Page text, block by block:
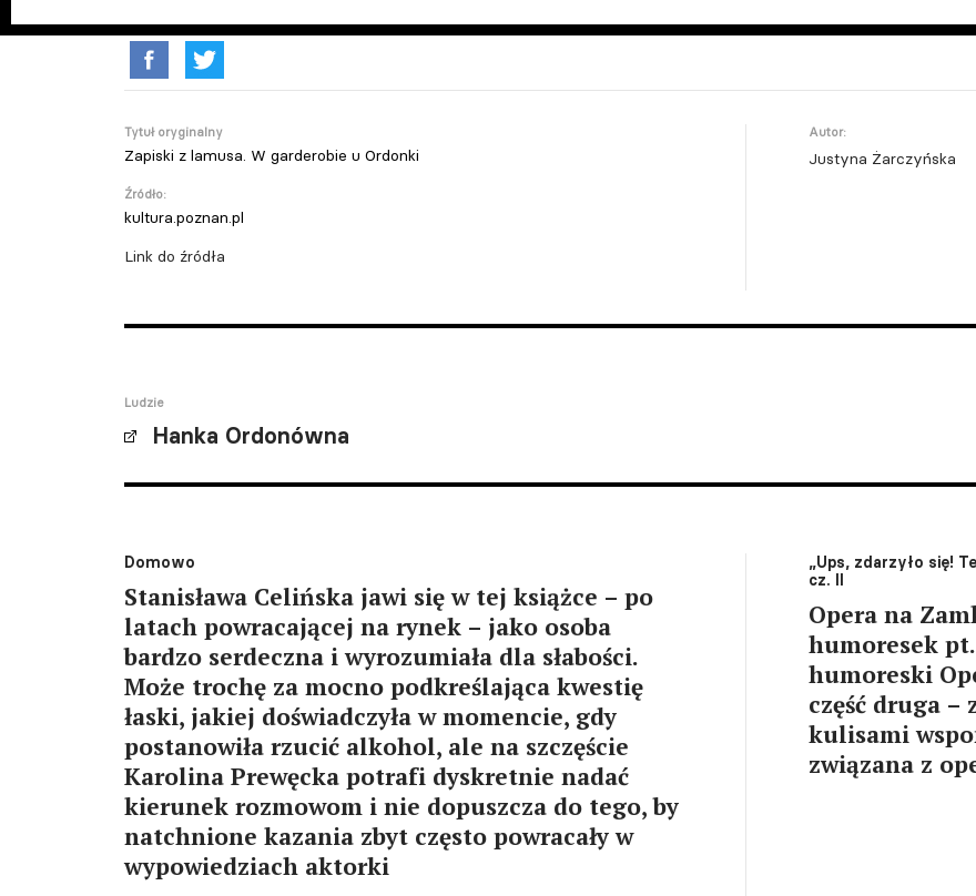
Tytuł oryginalny
Zapiski z lamusa. W garderobie u Ordonki
Źródło:
kultura.poznan.pl
Link do źródła
Autor:
Justyna Żarczyńska
Ludzie
Hanka Ordonówna
Domowo
Stanisława Celińska jawi się w tej książce – po
latach powracającej na rynek – jako osoba
bardzo serdeczna i wyrozumiała dla słabości.
Może trochę za mocno podkreślająca kwestię
łaski, jakiej doświadczyła w momencie, gdy
postanowiła rzucić alkohol, ale na szczęście
Karolina Prewęcka potrafi dyskretnie nadać
kierunek rozmowom i nie dopuszcza do tego, by
natchnione kazania zbyt często powracały w
wypowiedziach aktorki
„Ups, zdarzyło się!
cz. II
Opera na
humoresek
humoreski
część druga –
kulisami
związana z